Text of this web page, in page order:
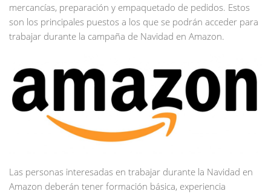
mercancías, preparación y empaquetado de pedidos. Estos
son los principales puestos a los que se podrán acceder para
trabajar durante la campaña de Navidad en Amazon.
Las personas interesadas en trabajar durante la Navidad en
Amazon deberán tener formación básica, experiencia